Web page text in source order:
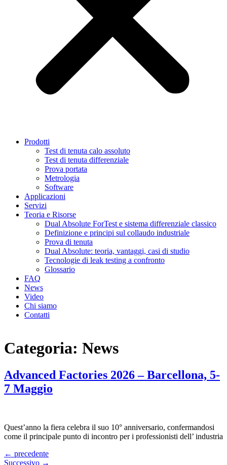
Prodotti
Test di tenuta calo assoluto
Test di tenuta differenziale
Prova portata
Metrologia
Software
Applicazioni
Servizi
Teoria e Risorse
Dual Absolute ForTest e sistema differenziale classico
Definizione e principi sul collaudo industriale
Prova di tenuta
Dual Absolute: teoria, vantaggi, casi di studio
Tecnologie di leak testing a confronto
Glossario
FAQ
News
Video
Chi siamo
Contatti
Categoria: News
Advanced Factories 2026 – Barcellona, 5-
7 Maggio
Quest’anno la fiera celebra il suo 10° anniversario, confermandosi
come il principale punto di incontro per i professionisti dell’ industria
← precedente
Successivo →